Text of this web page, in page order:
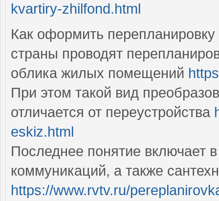
kvartiry-zhilfond.html
Как оформить
страны проводят
облика жилых помещений
При этом такой вид
отличается от переустройства
eskiz.html
Последнее понятие включает
коммуникаций, а также
https://www.rvtv.ru/